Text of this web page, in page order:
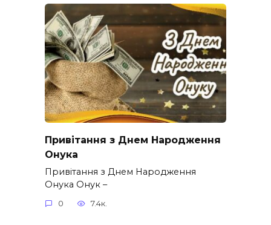
Привітання з Днем Народження
Онука
Привітання з Днем Народження
Онука Онук –
0 7.4к.